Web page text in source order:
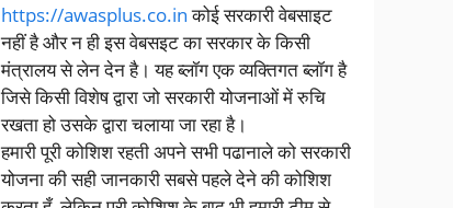
https://awasplus.co.inकोई सरकारी वेबसाइट
नहीं है और न ही इस वेबसइट का सरकार के किसी
मंत्रालय से लेन देन है। यह ब्लॉग एक व्यक्तिगत ब्लॉग है
जिसे किसी विशेष द्वारा जो सरकारी योजनाओं में रुचि
रखता हो उसके द्वारा चलाया जा रहा है।
हमारी पूरी कोशिश रहती अपने सभी पढानाले को सरकारी
योजना की सही जानकारी सबसे पहले देने की कोशिश